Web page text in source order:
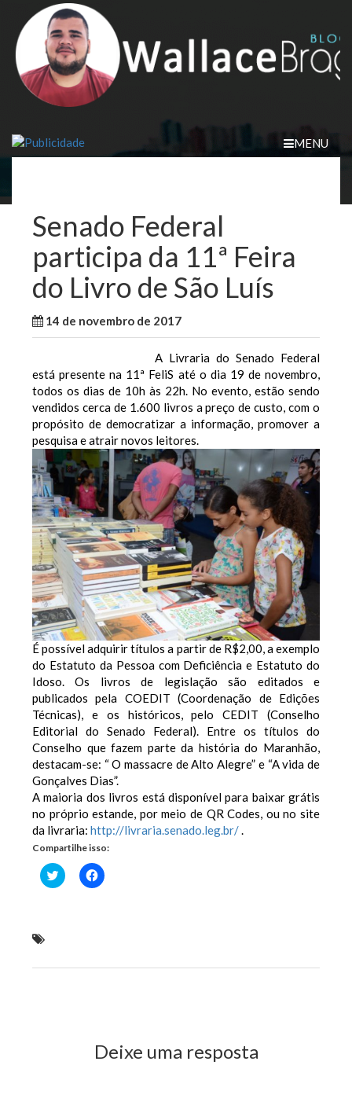
content
MENU
Senado Federal
participa da 11ª Feira
do Livro de São Luís
14 de novembro de 2017
A Livraria do Senado Federal
está presente na 11ª FeliS até o dia 19 de novembro,
todos os dias de 10h às 22h. No evento, estão sendo
vendidos cerca de 1.600 livros a preço de custo, com o
propósito de democratizar a informação, promover a
pesquisa e atrair novos leitores.
É possível adquirir títulos a partir de R$2,00, a exemplo
do Estatuto da Pessoa com Deficiência e Estatuto do
Idoso. Os livros de legislação são editados e
publicados pela COEDIT (Coordenação de Edições
Técnicas), e os históricos, pelo CEDIT (Conselho
Editorial do Senado Federal). Entre os títulos do
Conselho que fazem parte da história do Maranhão,
destacam-se: “ O massacre de Alto Alegre” e “A vida de
Gonçalves Dias”.
A maioria dos livros está disponível para baixar grátis
no próprio estande, por meio de QR Codes, ou no site
da livraria: http://livraria.senado.leg.br/.
Compartilhe isso:
Clique
para
Clique
para
Deixe uma resposta